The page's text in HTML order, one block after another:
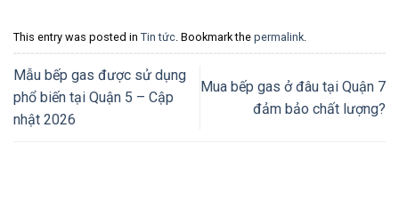
This entry was posted in Tin tức . Bookmark the permalink
Mẫu bếp gas được sử dụng
phổ biến tại Quận 5 – Cập
nhật 2026
Mua bếp gas ở đâu tại Quận 7
đảm bảo chất lượng?